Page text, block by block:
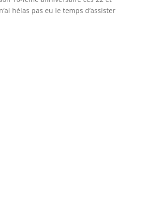
hélas pas eu le temps d’assister